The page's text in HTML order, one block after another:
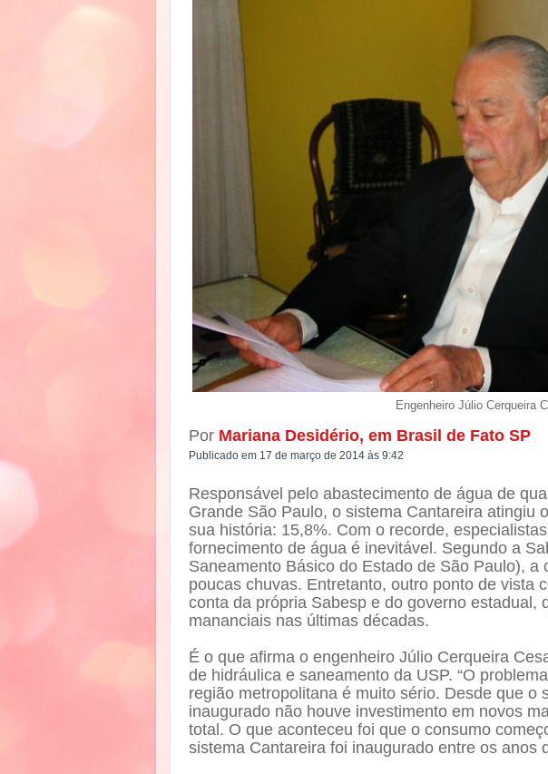
Engenheiro Júlio Cerqueira
Por Mariana Desidério, em Brasil de Fato SP
Publicado em 17 de março de 2014 às 9:42
Responsável pelo abastecimento de água de
Grande São Paulo, o sistema Cantareira atingiu
sua história: 15,8%. Com o recorde,
fornecimento de água é inevitável. Segundo a
Saneamento Básico do Estado de São Paulo), a
poucas chuvas. Entretanto, outro ponto de vista
conta da própria Sabesp e do governo estadual,
mananciais nas últimas décadas.
É o que afirma o engenheiro Júlio Cerqueira
de hidráulica e saneamento da USP. “O
região metropolitana é muito sério. Desde que o
inaugurado não houve investimento em novos
total. O que aconteceu foi que o consumo
sistema Cantareira foi inaugurado entre os anos